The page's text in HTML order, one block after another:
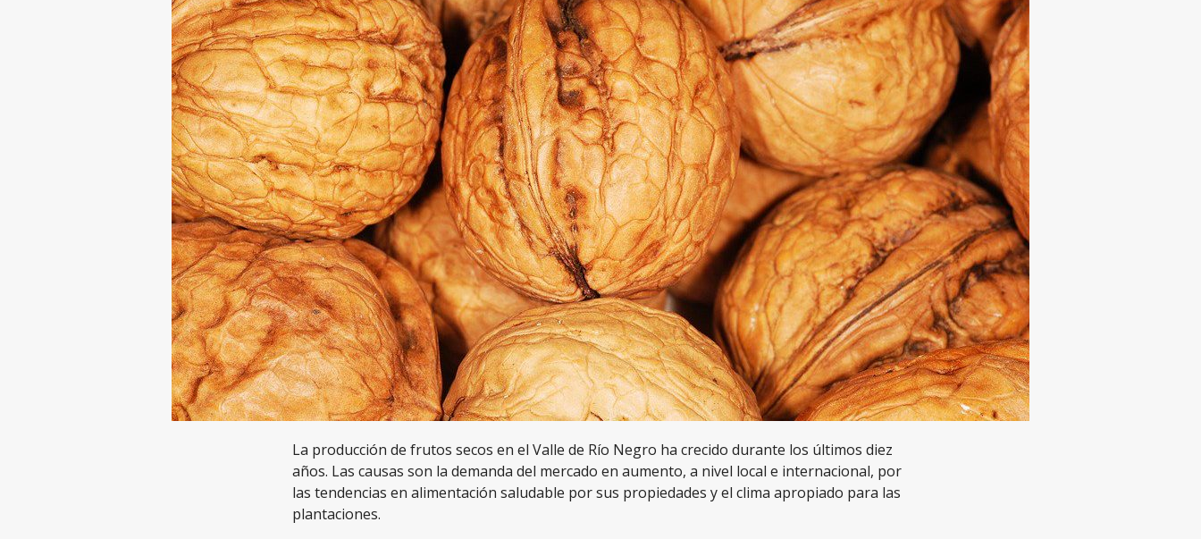
La producción de frutos secos en el Valle de Río Negro ha crecido durante los últimos diez
años. Las causas son la demanda del mercado en aumento, a nivel local e internacional, por
las tendencias en alimentación saludable por sus propiedades y el clima apropiado para las
plantaciones.